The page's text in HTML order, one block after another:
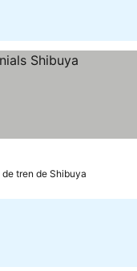
tren de Shibuya